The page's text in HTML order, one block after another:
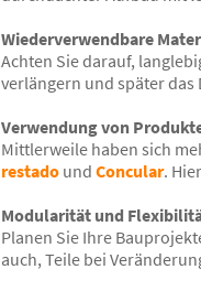
Wiederverwendbare
Achten Sie darauf,
verlängern und später
Verwendung von
Mittlerweile haben sich
restado und Concular.
Modularität und
Planen Sie Ihre
auch, Teile bei